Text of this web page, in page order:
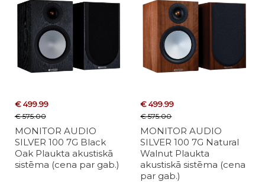
€ 499.99
€ 575.00
MONITOR AUDIO
SILVER 100 7G Black
Oak Plaukta akustiskā
sistēma (cena par gab.)
€ 499.99
€ 575.00
MONITOR AUDIO
SILVER 100 7G Natural
Walnut Plaukta
akustiskā sistēma (cena
par gab.)